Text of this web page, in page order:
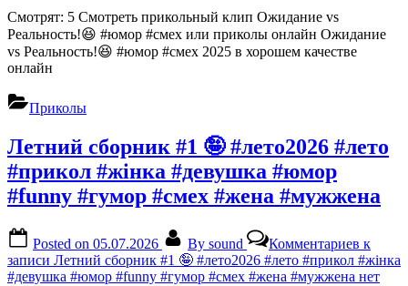
Смотрят: 5 Смотреть прикольный клип Ожидание vs
Реальность!😆 #юмор #смех или приколы онлайн Ожидание
vs Реальность!😆 #юмор #смех 2025 в хорошем качестве
онлайн
Приколы
Летний сборник #1 🤪 #лето2026 #лето
#прикол #жінка #девушка #юмор
#funny #гумор #смех #жена #мужжена
Posted on 05.07.2026 By sound Комментариев к
записи Летний сборник #1 🤪 #лето2026 #лето #прикол #жінка
#девушка #юмор #funny #гумор #смех #жена #мужжена нет